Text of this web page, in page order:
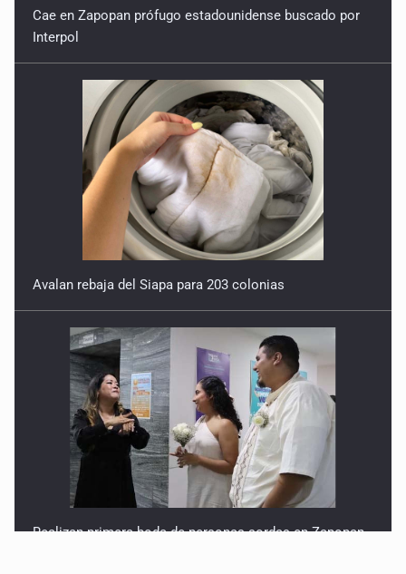
Interpol
Avalan rebaja del Siapa para 203 colonias
Realizan primera boda de personas sordas en Zapopan